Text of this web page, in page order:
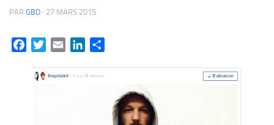
PAR GBD · 27 MARS 2015
FacebookTwitterEmail LinkedIn